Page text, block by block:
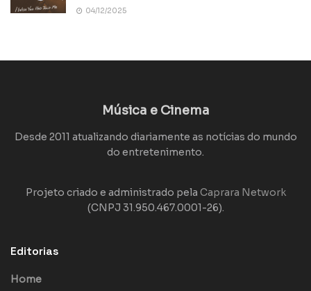
04/12/2025
Música e Cinema
Desde 2011 atualizando diariamente as notícias do mundo
do entretenimento.
Projeto criado e administrado pela Caprara Network
(CNPJ 31.950.467.0001-26).
Editorias
Home